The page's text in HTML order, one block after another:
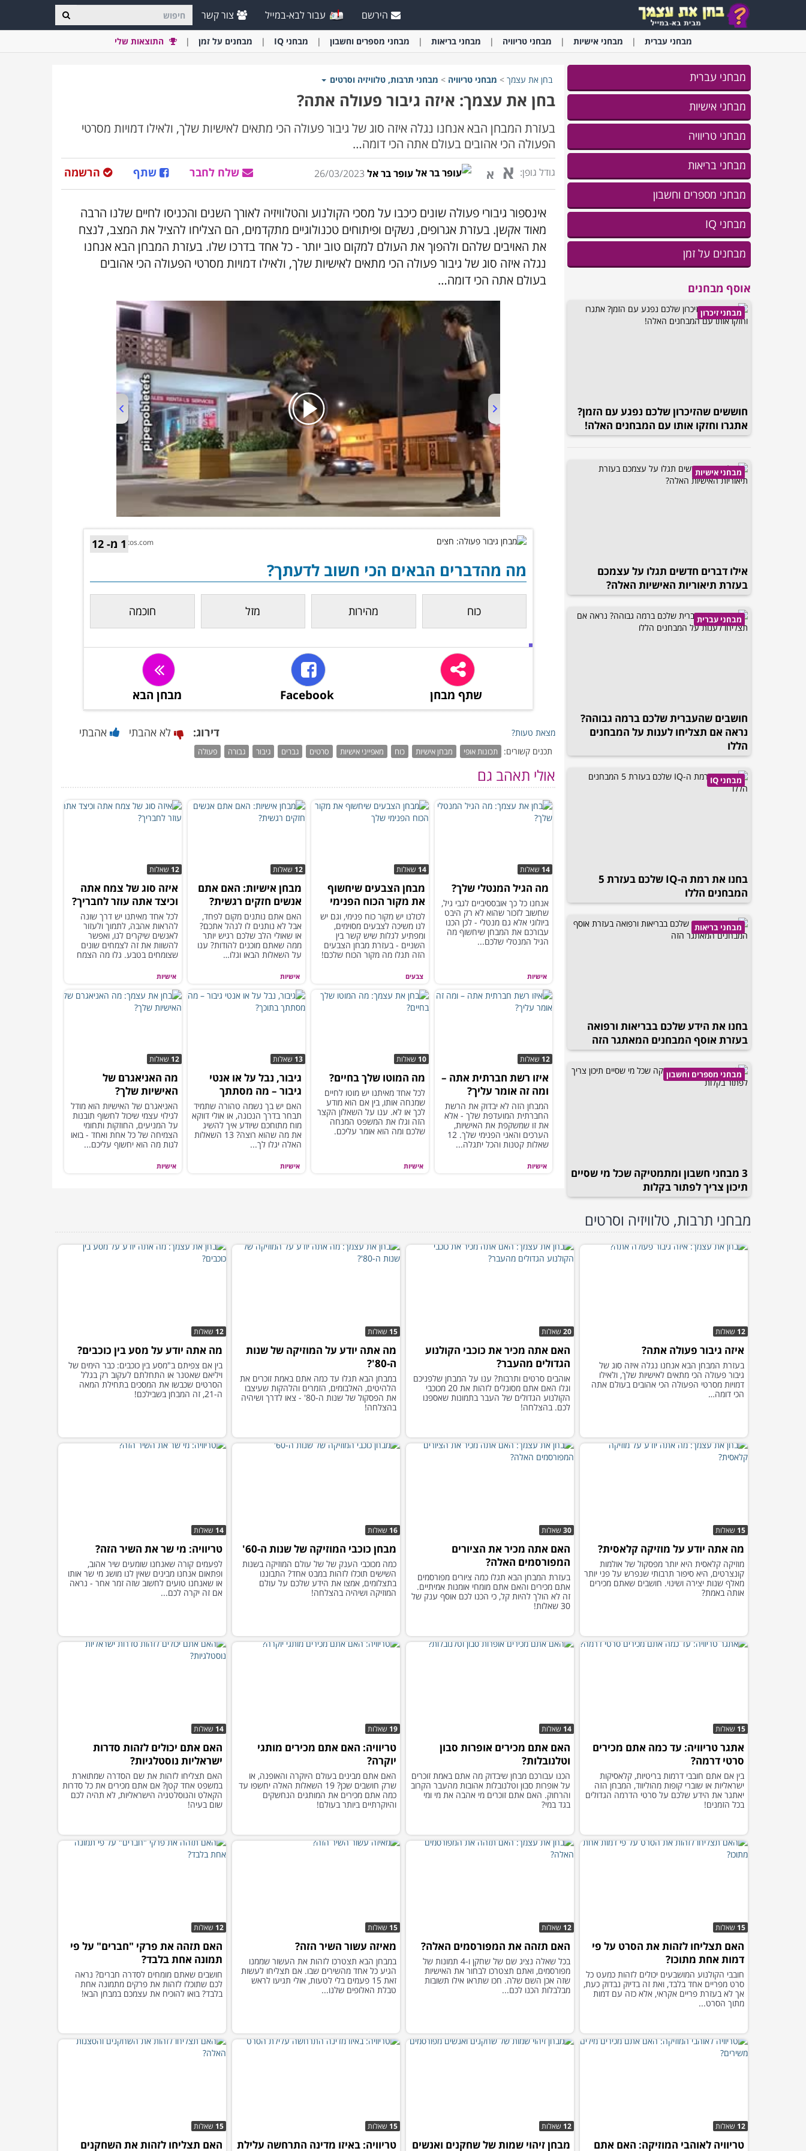
הירשם עבור לבא-במייל צור קשר
מבחני עברית מבחני אישיות מבחני טריוויה מבחני בריאות מבחני מספרים וחשבון מבחני IQ מבחנים על זמן התוצאות שלי
מבחני עברית
מבחני אישיות
מבחני טריוויה
מבחני בריאות
מבחני מספרים וחשבון
מבחני IQ
מבחנים על זמן
אוסף מבחנים
מבחני זיכרון
חוששים שהזיכרון שלכם נפגע עם הזמן?
אתגרו וחזקו אותו עם המבחנים האלה!
מבחני אישיות
אילו דברים חדשים תגלו על עצמכם
בעזרת תיאוריות האישיות האלה?
מבחני עברית
חושבים שהעברית שלכם ברמה גבוהה?
נראה אם תצליחו לענות על המבחנים
הללו
מבחני IQ
בחנו את רמת ה-IQ שלכם בעזרת 5
המבחנים הללו
מבחני בריאות
בחנו את הידע שלכם בבריאות ורפואה
בעזרת אוסף המבחנים המאתגר הזה
מבחני מספרים וחשבון
3 מבחני חשבון ומתמטיקה שכל מי שסיים
תיכון צריך לפתור בקלות
בחן את עצמך > מבחני טריוויה > מבחני תרבות, טלוויזיה וסרטים
בחן את עצמך: איזה גיבור פעולה אתה?
בעזרת המבחן הבא אנחנו נגלה איזה סוג של גיבור פעולה הכי מתאים לאישיות שלך, ולאילו דמויות מסרטי
הפעולה הכי אהובים בעולם אתה הכי דומה…
גודל גופן: א א עופר בר אל 26/03/2023 הרשמה שתף שלח לחבר
אינספור גיבורי פעולה שונים כיכבו על מסכי הקולנוע והטלוויזיה לאורך השנים והכניסו לחיים שלנו הרבה
מאוד אקשן. בעזרת אגרופים, נשקים ופיתוחים טכנולוגיים מתקדמים, הם הצליחו להציל את המצב, לנצח
את האויבים שלהם ולהפוך את העולם למקום טוב יותר - כל אחד בדרכו שלו. בעזרת המבחן הבא אנחנו
נגלה איזה סוג של גיבור פעולה הכי מתאים לאישיות שלך, ולאילו דמויות מסרטי הפעולה הכי אהובים
בעולם אתה הכי דומה…
00:00/01:08
depositphotos.com
1 מ- 12
מה מהדברים הבאים הכי חשוב לדעתך?
כוח מהירות מזל חוכמה
שתף מבחן Facebook מבחן הבא
מצאת טעות? דירוג: לא אהבתי אהבתי
תכנים קשורים: תכונות אופי מבחן אישיות כוח מאפייני אישיות סרטים גברים גיבור גבורה פעולה
אולי תאהב גם
אישיות
14 שאלות
מה הגיל המנטלי שלך?
אנחנו כל כך אובססיביים לגבי גיל,
שחשוב לזכור שהוא לא רק היבט
ביולוגי אלא גם מנטלי - לכן הכנו
עבורכם את המבחן שיחשוף מה
הגיל המנטלי שלכם...
צבעים
14 שאלות
מבחן הצבעים שיחשוף
את מקור הכוח הפנימי
שלך
לכולנו יש מקור כוח פנימי, וגם יש
לנו משיכה לצבעים מסוימים,
ומפתיע לגלות שיש קשר בין
השניים - בעזרת מבחן הצבעים
הזה תגלו מה מקור הכוח שלכם!
אישיות
12 שאלות
מבחן אישיות: האם אתם
אנשים חזקים רגשית?
האם אתם נותנים מקום לפחד,
אבל לא נותנים לו לנהל אתכם?
או שאולי הלב שלכם רגיש יותר
ממה שאתם מוכנים להודות? ענו
על השאלות הבאו וגלו…
אישיות
12 שאלות
איזה סוג של צמח אתה
וכיצד אתה עוזר לחבריך?
לכל אחד מאיתנו יש דרך שונה
להראות אהבה, לתמוך ולעזור
לאנשים שיקרים לנו, ואפשר
להשוות את זה לצמחים שונים
שצומחים בטבע. גלו מה הצמח
אישיות
12 שאלות
איזו רשת חברתית אתה –
ומה זה אומר עליך?
המבחן הזה לא יבדוק את הרשת
החברתית המועדפת שלך - אלא
את זו שמשקפת את האישיות,
הערכים והאני הפנימי שלך. 12
שאלות קטנות והכל יתגלה...
אישיות
10 שאלות
מה המוטו שלך בחיים?
לכל אחד מאיתנו יש מוטו לחיים
שמנחה אותו, בין אם הוא מודע
לכך או לא. ענו על השאלון הקצר
הזה וגלו את המשפט המנחה
שלכם ומה הוא אומר עליכם.
אישיות
13 שאלות
גיבור, נבל על או אנטי
גיבור – מה מסתתך
בתוכך?
האם יש בך נשמה טהורה שתמיד
תבחר בדרך הנכונה, או אולי דווקא
מוח מתוחכם שיודע איך להשיג
את מה שהוא רוצה? 13 השאלות
האלה יגלו לך...
אישיות
12 שאלות
מה האניאגרם של
האישיות שלך?
האניאגרם של האישיות הוא מודל
לגילוי עצמי שיכול לחשוף תובנות
על המניעים, החוזקות ותחומי
הצמיחה של כל אחת ואחד - בואו
לגות מה הוא יחשוף עליכם...
מבחני תרבות, טלוויזיה וסרטים
12 שאלות
איזה גיבור פעולה אתה?
בעזרת המבחן הבא אנחנו נגלה איזה סוג של
גיבור פעולה הכי מתאים לאישיות שלך, ולאילו
דמויות מסרטי הפעולה הכי אהובים בעולם אתה
הכי דומה…
20 שאלות
האם אתה מכיר את כוכבי הקולנוע
הגדולים מהעבר?
אוהבים סרטים ותרבות? ענו על המבחן שלפניכם
וגלו האם אתם מסוגלים לזהות את 20 מכוכבי
הקולנוע הגדולים של העבר בתמונות שאספנו
לכם. בהצלחה!
15 שאלות
מה אתה יודע על המוזיקה של שנות
ה-80'?
במבחן הבא תגלו עד כמה אתם באמת זוכרים את
הלהיטים, האלבומים, הזמרים והלהקות שעיצבו
את הפסקול של שנות ה-80' - צאו לדרך ושיהיה
בהצלחה!
12 שאלות
מה אתה יודע על מסע בין כוכבים?
בין אם צפיתם ב"מסע בין כוכבים: כבר הימים של
ויליאם שאטנר או התחלתם לעקוב רק בגלל
הסרטים שכבשו את המסכים בתחילת המאה
ה-21, זה המבחן בשבילכם!
15 שאלות
מה אתה יודע על מוזיקה קלאסית?
מוזיקה קלאסית היא יותר מפסקול של אולמות
קונצרטים, היא סיפור תרבותי שנפרש על פני יותר
מאלף שנות יצירה ושינוי. חושבים שאתם מכירים
אותה באמת?
30 שאלות
האם אתה מכיר את הציורים
המפורסמים האלה?
בעזרת המבחן הבא תגלו כמה ציורים מפורסמים
אתם מכירים והאם אתם מומחי אומנות אמיתיים.
זה לא הולך להיות קל, כי הכנו לכם אוסף ענק של
30 שאלות!
16 שאלות
מבחן כוכבי המוזיקה של שנות ה-60'
כמה מכוכבי הענק של של עולם המוזיקה בשנות
השישים תוכלו לזהות במבט אחד? התבוננו
בתצלומים, אמצו את הידע שלכם על עולם
המוזיקה ושיהיה בהצלחה!
14 שאלות
טריוויה: מי שר את השיר הזה?
לפעמים קורה שאנחנו שומעים שיר אהוב,
ופתאום אנחנו מבינים שאין לנו מושג מי שר אותו
או שאנחנו טועים לחשוב שזה זמר אחר - נראה
אם זה יקרה לכם...
15 שאלות
אתגר טריוויה: עד כמה אתם מכירים
סרטי דרמה?
בין אם אתם חובבי דרמות בריטיות, קלאסיקות
ישראליות או שוברי קופות מהוליווד, המבחן הזה
יאתגר את הידע שלכם על סרטי הדרמה הגדולים
בכל הזמנים!
14 שאלות
האם אתם מכירים אופרות סבון
וטלנובלות?
הכנו עבורכם מבחן שיבדוק מה אתם באמת זוכרים
על אופרות סבון וטלנובלות אהובות מהעבר הקרוב
והרחוק. האם אתם זוכרים מי אהבה את מי ומי
בגד במי?
19 שאלות
טריוויה: האם אתם מכירים מותגי
יוקרה?
האם אתם מבינים בעולם היוקרה והאופנה, או
שרק חושבים שכן? 19 השאלות האלה יחשפו עד
כמה אתם מכירים את המותגים הנחשקים
והיוקרתיים ביותר בעולם!
14 שאלות
האם אתם יכולים לזהות סדרות
ישראליות נוסטלגיות?
האם תצליחו לזהות את שם הסדרה שמתוארת
במשפט אחד קטן? אם אתם מכירים את כל סדרות
הקאלט והנוסלטגיה הישראליות, לא תהיה לכם
שום בעיה!
15 שאלות
האם תצליחו לזהות את הסרט על פי
דמות אחת מתוכו?
חובבי הקולנוע המושבעים יכולים לזהות כמעט כל
סרט מפריים אחד בלבד, ואת זה בדיוק נבדוק כעת,
אך לא בעזרת פריים אקראי, אלא כזה עם דמות
מתוך הסרט...
12 שאלות
האם תזהה את המפורסמים האלה?
בכל שאלה נציג שם של שחקן ו-4 תמונות של
מפורסמים, ואתם תצטרכו לבחור את האישיות
שזה אכן השם שלה. חכו שתראו אילו תשובות
מבלבלות הכנו לכם...
15 שאלות
מאיזה עשור השיר הזה?
במבחן הבא תצטרכו לזהות את העשור שממנו
הגיע כל אחד מהשירים שבו. אם תצליחו לעשות
זאת 15 פעמים בלי לטעות, אולי תגיעו לראש
טבלת האלופים שלנו...
12 שאלות
האם תזהה את פרקי "חברים" על פי
תמונה אחת בלבד?
חושבים שאתם מומחים לסדרה חברים? נראה
לכם שתוכלו לזהות את פרקים מתמונה אחת
בלבד? בואו להוכיח את עצמכם במבחן הבא!
12 שאלות
טריוויה לאוהבי המוזיקה: האם אתם
12 שאלות
מבחן זיהוי שמות של שחקנים ואנשים
15 שאלות
טריוויה: באיזו מדינה התרחשה עלילת
15 שאלות
האם תצליחו לזהות את השחקנים